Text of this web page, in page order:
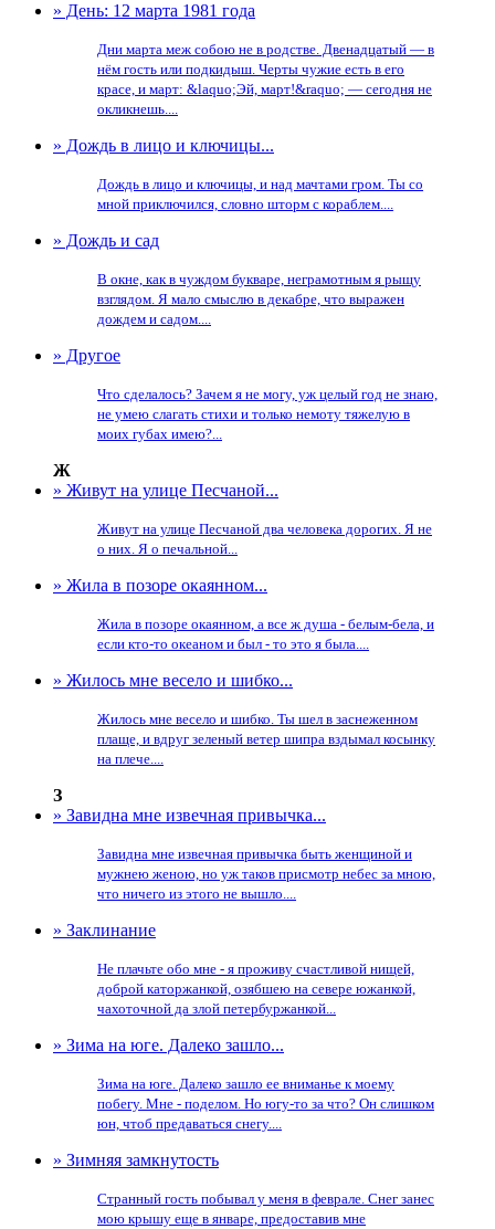
» День: 12 марта 1981 года
Дни марта меж собою не в родстве. Двенадцатый — в
нём гость или подкидыш. Черты чужие есть в его
красе, и март: &laquo;Эй, март!&raquo; — сегодня не
окликнешь....
» Дождь в лицо и ключицы...
Дождь в лицо и ключицы, и над мачтами гром. Ты со
мной приключился, словно шторм с кораблем....
» Дождь и сад
В окне, как в чуждом букваре, неграмотным я рыщу
взглядом. Я мало смыслю в декабре, что выражен
дождем и садом....
» Другое
Что сделалось? Зачем я не могу, уж целый год не знаю,
не умею слагать стихи и только немоту тяжелую в
моих губах имею?...
Ж
» Живут на улице Песчаной...
Живут на улице Песчаной два человека дорогих. Я не
о них. Я о печальной...
» Жила в позоре окаянном...
Жила в позоре окаянном, а все ж душа - белым-бела, и
если кто-то океаном и был - то это я была....
» Жилось мне весело и шибко...
Жилось мне весело и шибко. Ты шел в заснеженном
плаще, и вдруг зеленый ветер шипра вздымал косынку
на плече....
З
» Завидна мне извечная привычка...
Завидна мне извечная привычка быть женщиной и
мужнею женою, но уж таков присмотр небес за мною,
что ничего из этого не вышло....
» Заклинание
Не плачьте обо мне - я проживу счастливой нищей,
доброй каторжанкой, озябшею на севере южанкой,
чахоточной да злой петербуржанкой...
» Зима на юге. Далеко зашло...
Зима на юге. Далеко зашло ее вниманье к моему
побегу. Мне - поделом. Но югу-то за что? Он слишком
юн, чтоб предаваться снегу....
» Зимняя замкнутость
Странный гость побывал у меня в феврале. Снег занес
мою крышу еще в январе, предоставив мне